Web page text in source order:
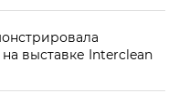
выставке Interclean